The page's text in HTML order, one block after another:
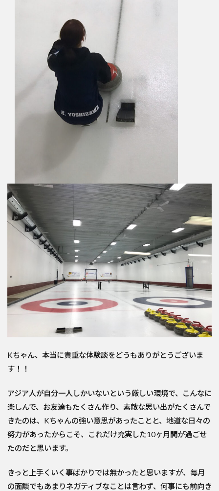
Kちゃん、本当に貴重な体験談をどうもありがとうございま
す！！
アジア人が自分一人しかいないという厳しい環境で、こんなに
楽しんで、お友達もたくさん作り、素敵な思い出がたくさんで
きたのは、Kちゃんの強い意思があったことと、地道な日々の
努力があったからこそ、これだけ充実した10ヶ月間が過ごせ
たのだと思います。
きっと上手くいく事ばかりでは無かったと思いますが、毎月
の面談でもあまりネガティブなことは言わず、何事にも前向き